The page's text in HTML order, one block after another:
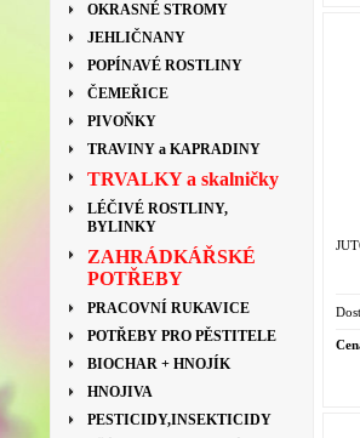
OKRASNÉ STROMY
JEHLIČNANY
POPÍNAVÉ ROSTLINY
ČEMEŘICE
PIVOŇKY
TRAVINY a KAPRADINY
TRVALKY a skalničky
LÉČIVÉ ROSTLINY,
BYLINKY
ZAHRÁDKÁŘSKÉ
POTŘEBY
PRACOVNÍ RUKAVICE
POTŘEBY PRO PĚSTITELE
BIOCHAR + HNOJÍK
HNOJIVA
PESTICIDY,INSEKTICIDY